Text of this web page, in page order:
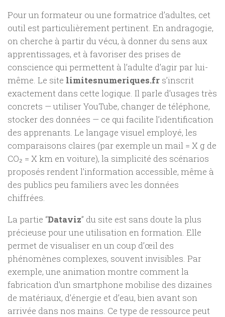
Pour un formateur ou une formatrice d’adultes, cet
outil est particulièrement pertinent. En andragogie,
on cherche à partir du vécu, à donner du sens aux
apprentissages, et à favoriser des prises de
conscience qui permettent à l’adulte d’agir par lui-
même. Le site limitesnumeriques.fr s’inscrit
exactement dans cette logique. Il parle d’usages très
concrets — utiliser YouTube, changer de téléphone,
stocker des données — ce qui facilite l’identification
des apprenants. Le langage visuel employé, les
comparaisons claires (par exemple un mail = X g de
CO₂ = X km en voiture), la simplicité des scénarios
proposés rendent l’information accessible, même à
des publics peu familiers avec les données
chiffrées.
La partie “Dataviz” du site est sans doute la plus
précieuse pour une utilisation en formation. Elle
permet de visualiser en un coup d’œil des
phénomènes complexes, souvent invisibles. Par
exemple, une animation montre comment la
fabrication d’un smartphone mobilise des dizaines
de matériaux, d’énergie et d’eau, bien avant son
arrivée dans nos mains. Ce type de ressource peut